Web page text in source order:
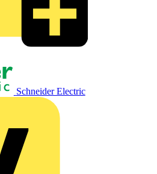
Schneider Electric